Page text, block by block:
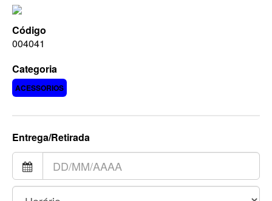
Código
004041
Categoria
ACESSORIOS
Entrega/Retirada